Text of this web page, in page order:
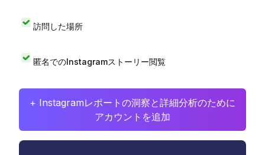
訪問した場所
匿名でのInstagramストーリー閲覧
+ Instagramレポートの洞察と詳細分析のために
アカウントを追加